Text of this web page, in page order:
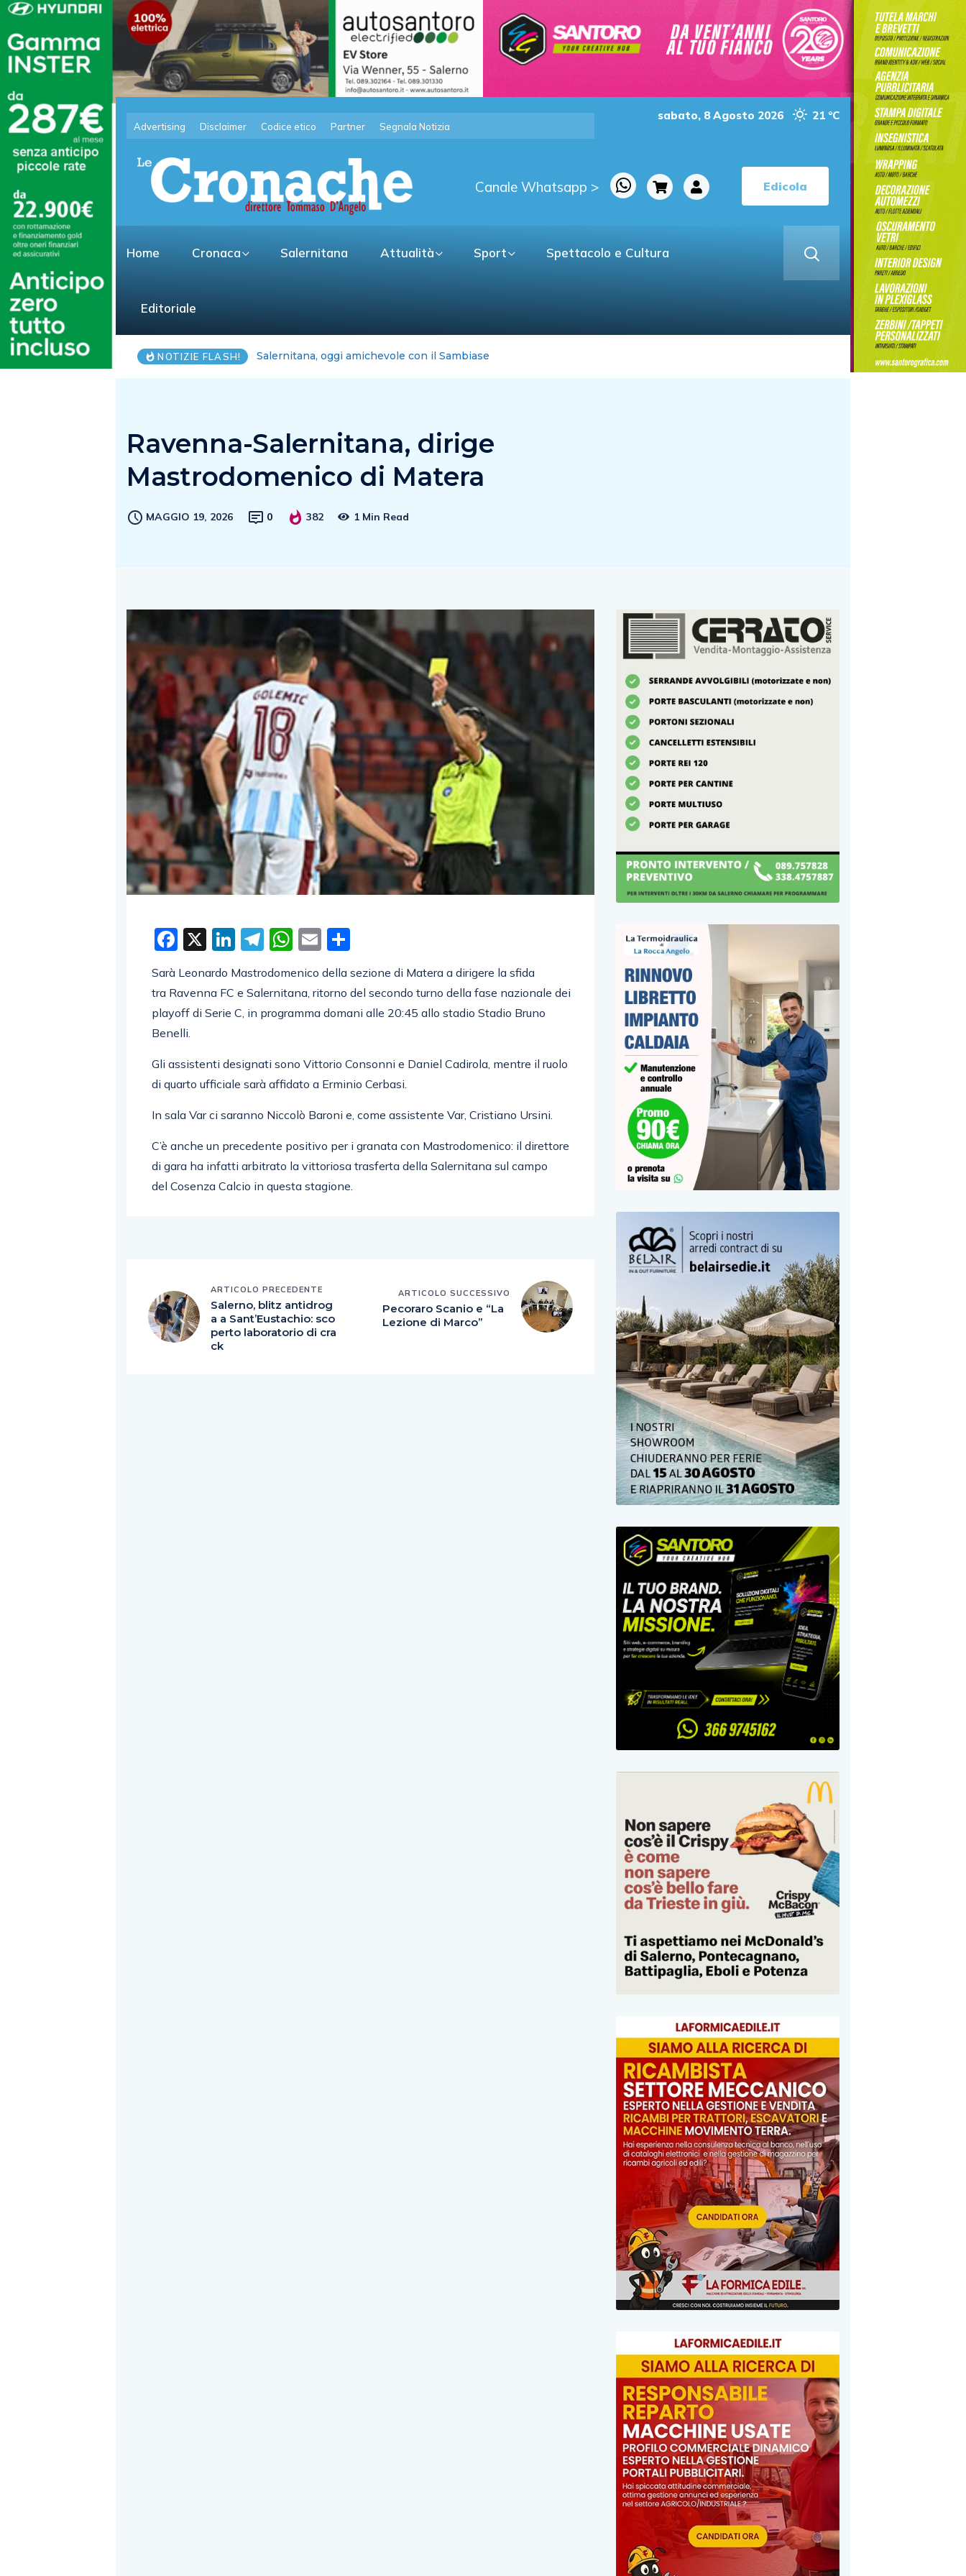
Advertising Disclaimer Codice etico Partner Segnala Notizia
sabato, 8 Agosto 2026 21 °C
Canale Whatsapp > Edicola
Home Cronaca Salernitana Attualità Sport Spettacolo e Cultura
Editoriale
NOTIZIE FLASH! Blackout Internet blocca la Costiera : FeNAILP, chiederemo i danni
Ravenna-Salernitana, dirige
Mastrodomenico di Matera
MAGGIO 19, 2026 0 382 1 Min Read
Facebook
X LinkedIn
Telegram
WhatsApp
Email
Sarà Leonardo Mastrodomenico della sezione di Matera a dirigere la sfida
tra Ravenna FC eSalernitana, ritorno del secondo turno della fase nazionale dei
playoff diSerie C, in programma domani alle 20:45 allo stadioStadio Bruno
Benelli.
Gli assistenti designati sonoVittorio Consonni e Daniel Cadirola, mentre il ruolo
di quarto ufficiale sarà affidato a Erminio Cerbasi.
In sala Var ci saranno Niccolò Baroni e, come assistente Var,Cristiano Ursini.
C’è anche un precedente positivo per i granata con Mastrodomenico: il direttore
di gara ha infatti arbitrato la vittoriosa trasferta della Salernitana sul campo
delCosenza Calcio in questa stagione.
ARTICOLO PRECEDENTE
Salerno, blitz antidrog
a a Sant’Eustachio: sco
perto laboratorio di cra
ck
ARTICOLO SUCCESSIVO
Pecoraro Scanio e “La
Lezione di Marco”